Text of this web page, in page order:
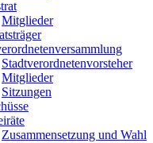
Mitglieder
Stadtverordnetenvorsteher
Mitglieder
Sitzungen
Zusammensetzung und Wahl